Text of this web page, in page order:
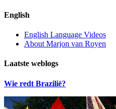
English
English Language Videos
About Marjon van Royen
Laatste weblogs
Wie redt Brazilië?